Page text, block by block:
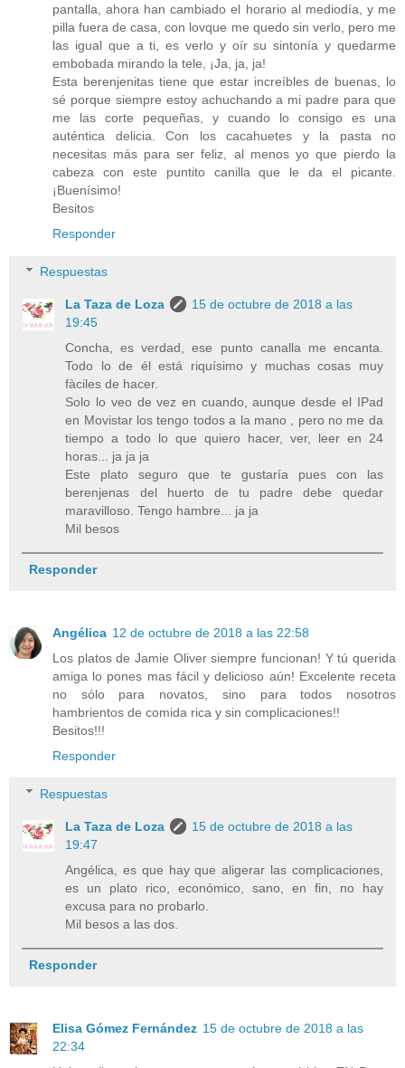
pantalla, ahora han cambiado el horario al mediodía, y me
pilla fuera de casa, con lovque me quedo sin verlo, pero me
las igual que a ti, es verlo y oír su sintonía y quedarme
embobada mirando la tele, ¡Ja, ja, ja!
Esta berenjenitas tiene que estar increíbles de buenas, lo
sé porque siempre estoy achuchando a mi padre para que
me las corte pequeñas, y cuando lo consigo es una
auténtica delicia. Con los cacahuetes y la pasta no
necesitas más para ser feliz, al menos yo que pierdo la
cabeza con este puntito canilla que le da el picante.
¡Buenísimo!
Besitos
Responder
Respuestas
La Taza de Loza
15 de octubre de 2018 a las
19:45
Concha, es verdad, ese punto canalla me encanta.
Todo lo de él está riquísimo y muchas cosas muy
fàciles de hacer.
Solo lo veo de vez en cuando, aunque desde el IPad
en Movistar los tengo todos a la mano , pero no me da
tiempo a todo lo que quiero hacer, ver, leer en 24
horas... ja ja ja
Este plato seguro que te gustaría pues con las
berenjenas del huerto de tu padre debe quedar
maravilloso. Tengo hambre... ja ja
Mil besos
Responder
Angélica 12 de octubre de 2018 a las 22:58
Los platos de Jamie Oliver siempre funcionan! Y tú querida
amiga lo pones mas fácil y delicioso aún! Excelente receta
no sólo para novatos, sino para todos nosotros
hambrientos de comida rica y sin complicaciones!!
Besitos!!!
Responder
Respuestas
La Taza de Loza
15 de octubre de 2018 a las
19:47
Angélica, es que hay que aligerar las complicaciones,
es un plato rico, económico, sano, en fin, no hay
excusa para no probarlo.
Mil besos a las dos.
Responder
Elisa Gómez Fernández 15 de octubre de 2018 a las
22:34